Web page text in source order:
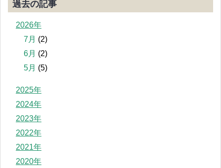
過去の記事
2026年
7月 (2)
6月 (2)
5月 (5)
2025年
2024年
2023年
2022年
2021年
2020年